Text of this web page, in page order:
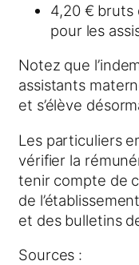
4,20 € bruts
pour les
Notez que
assistants
et s’élève
Les particuliers
vérifier la
tenir compte de
de
et des bulletins
Sources :